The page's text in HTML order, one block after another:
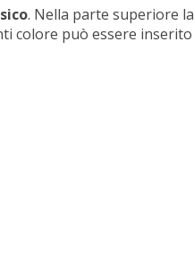
. Nella parte superiore
colore può essere